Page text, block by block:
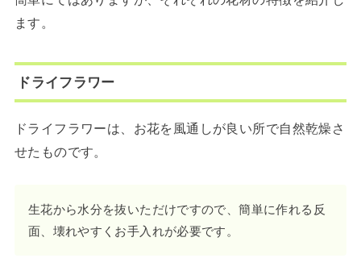
ます。
ドライフラワー
ドライフラワーは、お花を風通しが良い所で自然乾燥さ
せたものです。
生花から水分を抜いただけですので、簡単に作れる反
面、壊れやすくお手入れが必要です。